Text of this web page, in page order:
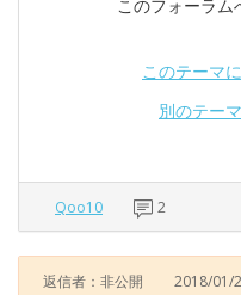
このフォーラム
このテーマ
別のテー
Qoo10 2
返信者：非公開 2018/01/